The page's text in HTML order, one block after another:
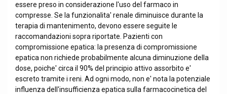
essere preso in considerazione l'uso del farmaco in
compresse. Se la funzionalita' renale diminuisce durante la
terapia di mantenimento, devono essere seguite le
raccomandazioni sopra riportate. Pazienti con
compromissione epatica: la presenza di compromissione
epatica non richiede probabilmente alcuna diminuzione della
dose, poiche' circa il 90% del principio attivo assorbito e'
escreto tramite i reni. Ad ogni modo, non e' nota la potenziale
influenza dell'insufficienza epatica sulla farmacocinetica del